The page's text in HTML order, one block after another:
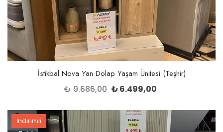
İstikbal Nova Yan Dolap Yaşam Ünitesi (Teşhir)
₺9.686,00 Orijinal
₺ 9.686,00.
₺6.499,00
fiyat:
₺ 6.499,00.
İndirimli